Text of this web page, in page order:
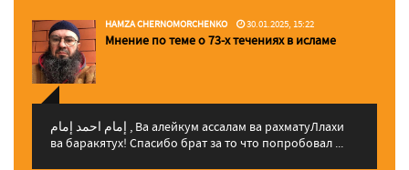
HAMZA CHERNOMORCHENKO 30.01.2025, 15:22
Мнение по теме о 73-х течениях в исламе
إمام احمد إمام , Ва алейкум ассалам ва рахматуЛлахи
ва баракятух! Спасибо брат за то что попробовал ...